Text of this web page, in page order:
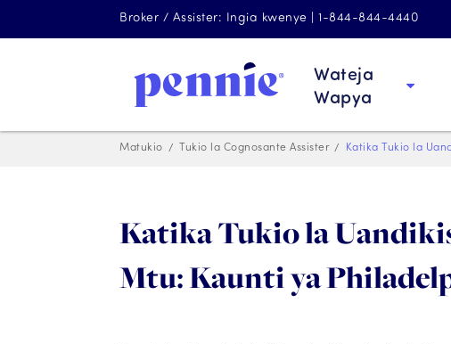
Broker / Assister: Ingia kwenye | 1-844-844-4440
Wateja
Wapya
Matukio Tukio la Cognosante Assister Katika Tukio la
Katika Tukio la
Mtu: Kaunti ya